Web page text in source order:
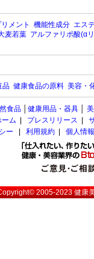
メント 機能性成分 エス
麦若葉 アルファリポ酸(α
品 健康食品の原料 美容・
食品 健康用品・器具
ーム
プレスリリース
ー
利用規約 個人情
2005-2023健康